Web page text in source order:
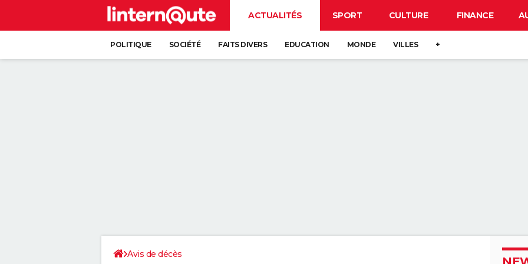
ACTUALITÉS SPORT CULTURE FINANCE
POLITIQUE SOCIÉTÉ FAITS DIVERS EDUCATION MONDE VILLES +
Avis de décès